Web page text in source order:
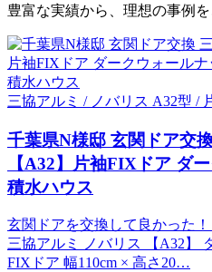
豊富な実績から、理想の事例を
積水ハウス
三協アルミ / ノバリス A32型 /
千葉県N様邸 玄関ドア交
【A32】片袖FIXドア ダ
積水ハウス
玄関ドアを交換して良かった
三協アルミ ノバリス 【A32】
FIXドア 幅110cm × 高さ20…